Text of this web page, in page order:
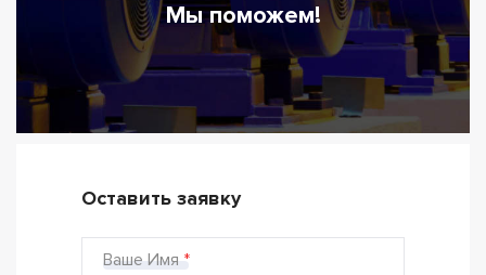
Мы поможем!
Оставить заявку
Ваше Имя